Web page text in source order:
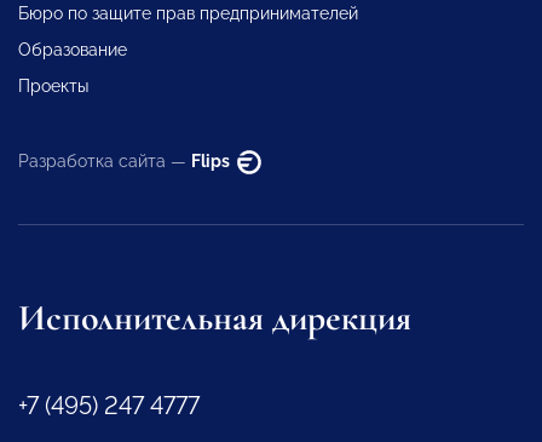
Бюро по защите прав предпринимателей
Образование
Проекты
Разработка сайта — Flips
Исполнительная дирекция
+7 (495) 247 4777